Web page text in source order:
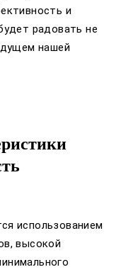
и
радовать не
нашей
использованием
высокой